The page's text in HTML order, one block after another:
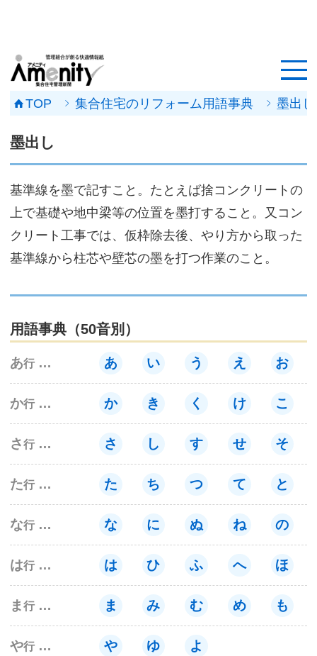
工事事例
メンテナンス会社
マンションメンテの無料相談
媒体資料
会社概要
サイトマップ
TOP 集合住宅のリフォーム用語事典 墨出
墨出し
基準線を墨で記すこと。たとえば捨コンクリートの
上で基礎や地中梁等の位置を墨打すること。又コン
クリート工事では、仮枠除去後、やり方から取った
基準線から柱芯や壁芯の墨を打つ作業のこと。
用語事典（50音別）
あ行 あ い う え お
か行 か き く け こ
さ行 さ し す せ そ
た行 た ち つ て と
な行 な に ぬ ね の
は行 は ひ ふ へ ほ
ま 行 ま み む め も
や行 や ゆ よ